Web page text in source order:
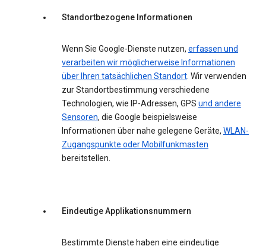
Standortbezogene Informationen
Wenn Sie Google-Dienste nutzen, erfassen und
verarbeiten wir möglicherweise Informationen
über Ihren tatsächlichen Standort. Wir verwenden
zur Standortbestimmung verschiedene
Technologien, wie IP-Adressen, GPS und andere
Sensoren, die Google beispielsweise
Informationen über nahe gelegene Geräte, WLAN-
Zugangspunkte oder Mobilfunkmasten
bereitstellen.
Eindeutige Applikationsnummern
Bestimmte Dienste haben eine eindeutige